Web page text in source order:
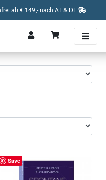
ab € 149,- nach AT & DE
Save